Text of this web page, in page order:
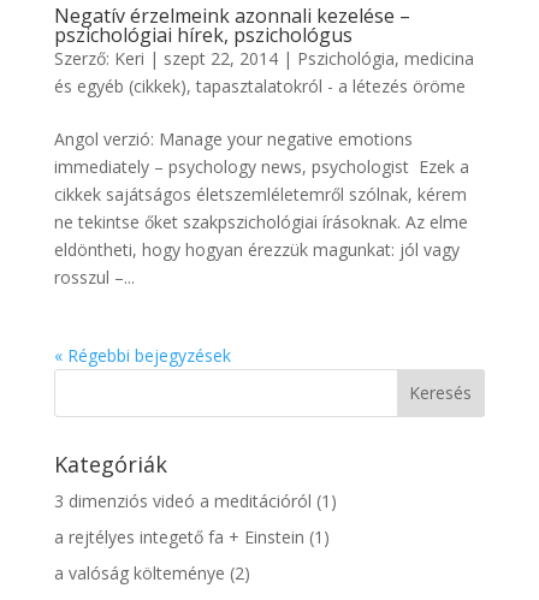
Negatív érzelmeink azonnali kezelése –
pszichológiai hírek, pszichológus
Szerző: Keri | szept 22, 2014| Pszichológia, medicina
és egyéb (cikkek),tapasztalatokról - a létezés öröme
Angol verzió: Manage your negative emotions
immediately – psychology news, psychologist Ezek a
cikkek sajátságos életszemléletemről szólnak, kérem
ne tekintse őket szakpszichológiai írásoknak. Az elme
eldöntheti, hogy hogyan érezzük magunkat: jól vagy
rosszul –...
« Régebbi bejegyzések
Kategóriák
3 dimenziós videó a meditációról (1)
a rejtélyes integető fa + Einstein (1)
a valóság költeménye (2)